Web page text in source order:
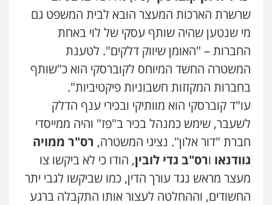
שרשרת הארכות המעצר הובא לבית המשפט גם
מי שנטען שהיה שותף עסקי של לוי באחת
החברות – "האומן שיווק דלקים". לטענת
המשטרה החשד המיוחס לקוברסקי הוא כ"שותף
בחברות המקזזות חשבוניות פיקטיביות".
עו"ד קוברסקי הוא מוותיקי ובכירי ענף הדלק
לשעבר, שימש כמנהל בכיר ב"פז" והיה ממייסדי
חברת "דור אלון". נציגי המשטרה, רס"ר ממויה
גוודנאו ורס"ב גדי לובין, הודו כי לא ביקשו צו
מעצר מראש נגד עורך הדין, כמו שביקשו לגבי יתר
החשודים, וההחלטה לעצור אותו התקבלה ברגע